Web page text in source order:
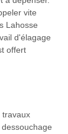
vite
Lahosse
d'élagage
offert
travaux